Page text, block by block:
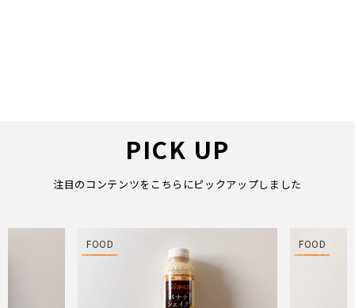
PICK UP
注目のコンテンツをこちらにピックアップしました
FOOD FOOD